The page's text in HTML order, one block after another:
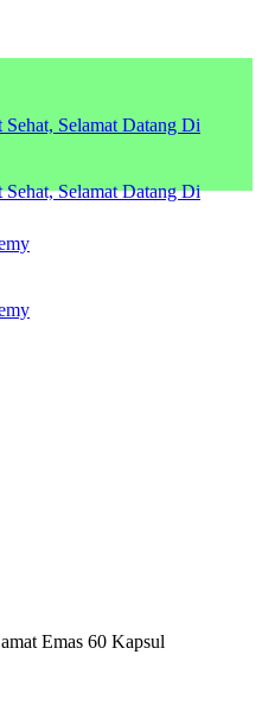
Selamat Datang Di
Selamat Datang Di
Emas 60 Kapsul